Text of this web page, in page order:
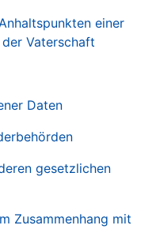
einer
Vaterschaft
Daten
gesetzlichen
Zusammenhang mit